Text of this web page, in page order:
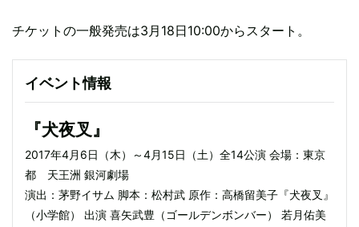
チケットの一般発売は3月18日10:00からスタート。
イベント情報
『犬夜叉』
2017年4月6日（木）～4月15日（土）全14公演 会場：東京
都 天王洲 銀河劇場
演出：茅野イサム 脚本：松村武 原作：高橋留美子『犬夜叉』
（小学館） 出演 喜矢武豊（ゴールデンボンバー） 若月佑美